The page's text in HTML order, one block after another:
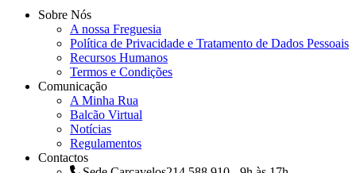
Sobre Nós
A nossa Freguesia
Política de Privacidade e Tratamento de Dados Pessoais
Recursos Humanos
Termos e Condições
Comunicação
A Minha Rua
Balcão Virtual
Notícias
Regulamentos
Contactos